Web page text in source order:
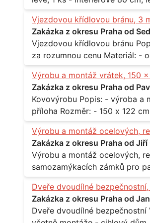
Praha 10
Vjezdovou křídlovou bránu, 3
Zakázka z okresu Praha od
Vjezdovou křídlovou bránu Popis: - s montáží - možná i s motory, záleží na ceně - potřebuji to
Výrobu a montáž vrátek, 150 x
Zakázka z okresu Praha od
Kovovýrobu Popis: - výroba a montáž vrátek - včetně montáže - materiál kov / dřevo - viz
Výrobu a montáž ocelových,
Zakázka z okresu Praha od Jiří
Výrobu a montáž ocelových, resp. hliníkových vstupů
samozamýkacích zámků pro panelový dům - jedná se o
zarámovaném a proskleném
nevyhovujících prosklených, umělohmotných vstupů
Praha 10 Strašnice Termín: - III.Q. 2015 Je nutná návštěva odpovědného pracovníka
dodavatele k zaměření,
Dveře dvoudílné bezpečnostní,
Zakázka z okresu Praha od
Dveře dvoudílné bezpečnostní Velikost: - šířka cca 2x 65 cm, výška cca 210 cm Popis: -